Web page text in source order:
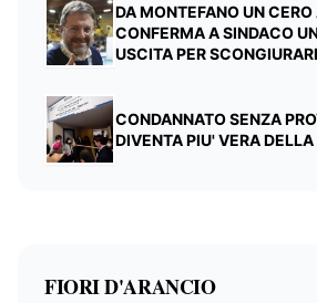
DA MONTEFANO UN
CONFERMA A SINDACO
USCITA PER
CONDANNATO SENZA
DIVENTA PIU' VERA DELLA
FIORI D'ARANCIO